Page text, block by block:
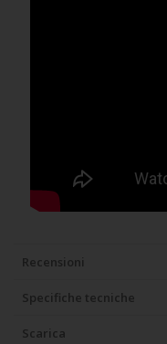
Recensioni
Specifiche tecniche
Scarica